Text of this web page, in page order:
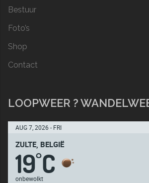
Bestuur
Foto’s
Shop
Contact
LOOPWEER ?
AUG 7, 2026 - FRI
ZULTE, BELGIË
19°C
onbewolkt